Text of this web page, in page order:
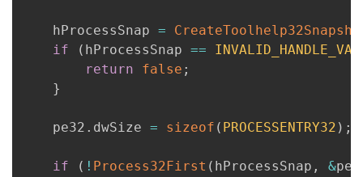
    hProcessSnap
=
if
( hProcessSnap ==
return
false ;
}
    pe32
. dwSize = sizeof ( PROCESSENTRY32 ) ;
if ( ! Process32First ( hProcessSnap , &